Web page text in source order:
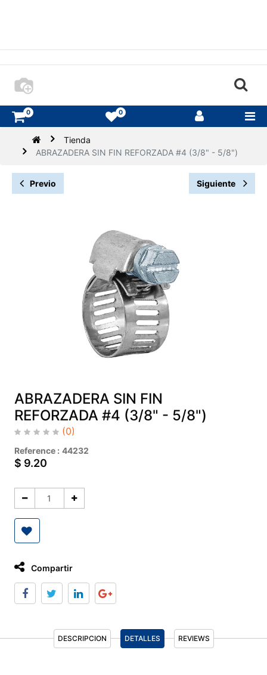
0 0
Tienda
ABRAZADERA SIN FIN REFORZADA #4 (3/8" - 5/8")
Previo Siguiente
ABRAZADERA SIN FIN
REFORZADA #4 (3/8" - 5/8")
(0)
Reference : 44232
$ 9.20
Compartir
DESCRIPCION DETALLES REVIEWS